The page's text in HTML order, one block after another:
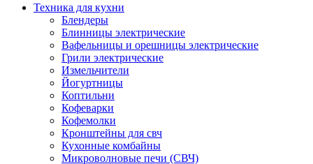
Техника для кухни
Блендеры
Блинницы электрические
Вафельницы и орешницы электрические
Грили электрические
Измельчители
Йогуртницы
Коптильни
Кофеварки
Кофемолки
Кронштейны для свч
Кухонные комбайны
Микроволновые печи (СВЧ)